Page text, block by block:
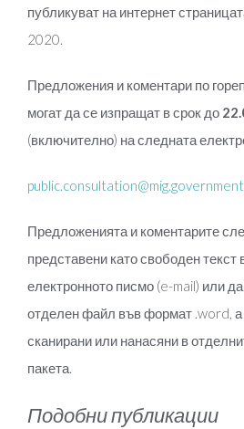
публикуват на интернет
2020.
Предложения и коментари по
могат да се изпращат в срок до 22.
(включително) на следната
Предложенията и коментарите
представени като свободен текст
електронното писмо (e-mail) или
отделен файл във формат .word,
сканирани или нанасяни в
пакета.
Подобни публикации